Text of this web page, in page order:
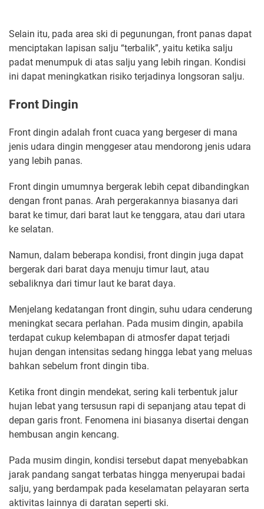
Selain itu, pada area ski di pegunungan, front panas dapat
menciptakan lapisan salju “terbalik”, yaitu ketika salju
padat menumpuk di atas salju yang lebih ringan. Kondisi
ini dapat meningkatkan risiko terjadinya longsoran salju.
Front Dingin
Front dingin adalah front cuaca yang bergeser di mana
jenis udara dingin menggeser atau mendorong jenis udara
yang lebih panas.
Front dingin umumnya bergerak lebih cepat dibandingkan
dengan front panas. Arah pergerakannya biasanya dari
barat ke timur, dari barat laut ke tenggara, atau dari utara
ke selatan.
Namun, dalam beberapa kondisi, front dingin juga dapat
bergerak dari barat daya menuju timur laut, atau
sebaliknya dari timur laut ke barat daya.
Menjelang kedatangan front dingin, suhu udara cenderung
meningkat secara perlahan. Pada musim dingin, apabila
terdapat cukup kelembapan di atmosfer dapat terjadi
hujan dengan intensitas sedang hingga lebat yang meluas
bahkan sebelum front dingin tiba.
Ketika front dingin mendekat, sering kali terbentuk jalur
hujan lebat yang tersusun rapi di sepanjang atau tepat di
depan garis front. Fenomena ini biasanya disertai dengan
hembusan angin kencang.
Pada musim dingin, kondisi tersebut dapat menyebabkan
jarak pandang sangat terbatas hingga menyerupai badai
salju, yang berdampak pada keselamatan pelayaran serta
aktivitas lainnya di daratan seperti ski.